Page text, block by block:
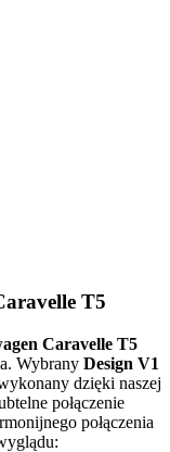
T5
Caravelle T5
Wybrany Design V1
dzięki naszej
połączenie
połączenia